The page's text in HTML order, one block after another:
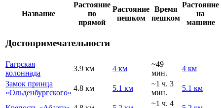
Название
Растояние
по
прямой
Растояние
пешком
Время
пешком
Растояние
на
машине
Достопримечательности
Гагрская
колоннада
3.9 км 4 км
~49
мин.
4 км
Замок принца
«Ольденбургского»
4.8 км 5.1 км
~1 ч. 3
мин.
5.1 км
~1 ч. 4